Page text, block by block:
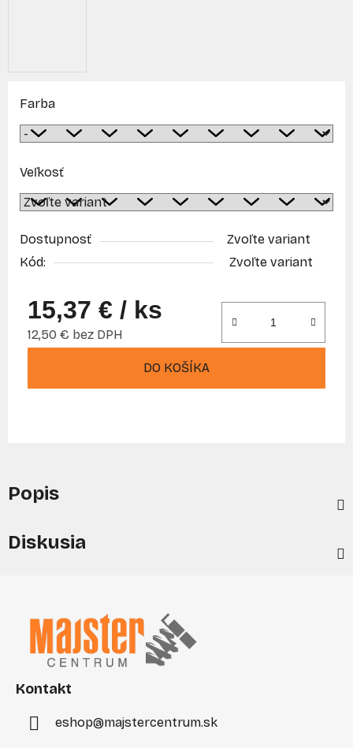
Farba
Veľkosť
Dostupnosť
Zvoľte variant
Kód:
Zvoľte variant
15,37 € / ks
12,50 € bez DPH
DO KOŠÍKA
Popis
Diskusia
Kontakt
eshop@majstercentrum.sk